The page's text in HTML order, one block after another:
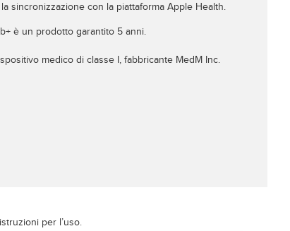
sincronizzazione con la piattaforma Apple Health.
è un prodotto garantito 5 anni.
medico di classe I, fabbricante MedM Inc.
per l’uso.